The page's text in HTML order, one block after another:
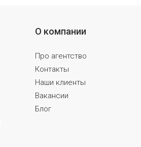
О компании
Про агентство
Контакты
Наши клиенты
Вакансии
Блог